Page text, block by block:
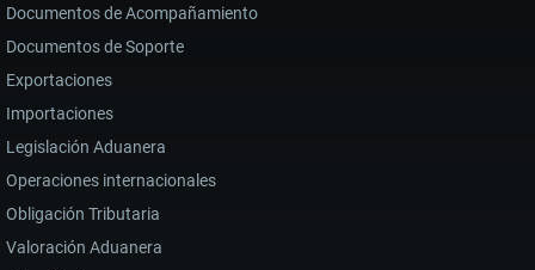
Documentos de Acompañamiento
Documentos de Soporte
Exportaciones
Importaciones
Legislación Aduanera
Operaciones internacionales
Obligación Tributaria
Valoración Aduanera